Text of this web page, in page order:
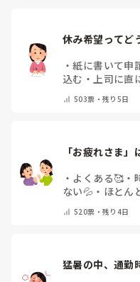
休み希望ってど
・紙に書いて申
込む ・ 上司に直
503票・残り5日
「お疲れさま
・ よくある🥰 ・
ない💦 ・ ほとん
520票・残り4日
猛暑の中、通勤